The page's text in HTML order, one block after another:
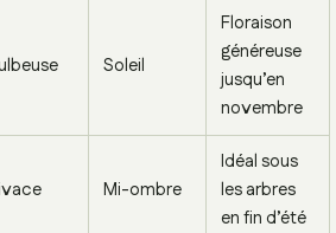
Soleil
Floraison
généreuse
jusqu’en
novembre
Mi-ombre
Idéal sous
les arbres
en fin d’été